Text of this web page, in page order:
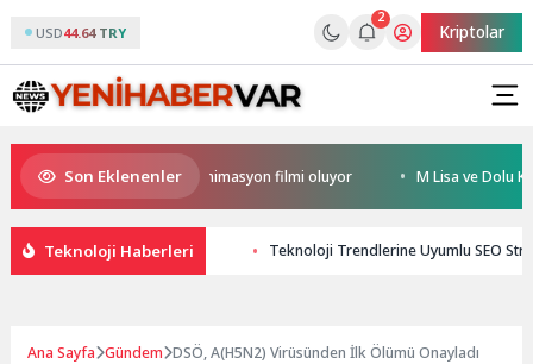
USD44.64 TRY
2
Kriptolar
Son Eklenenler
Türkiye’nin ilk IMAX® animasyon filmi oluyor M Lisa ve Dolu
Teknoloji Haberleri Teknoloji Trendlerine Uyumlu SEO
Ana Sayfa Gündem DSÖ, A(H5N2) Virüsünden İlk Ölümü Onayladı